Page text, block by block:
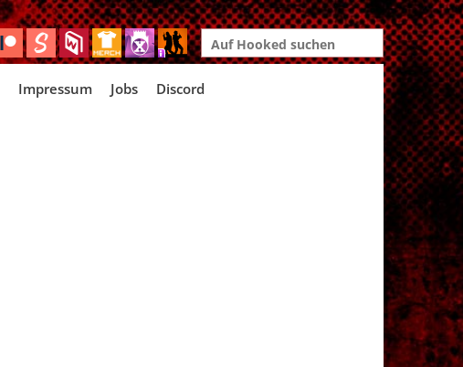
Search
for:
Impressum Jobs Discord